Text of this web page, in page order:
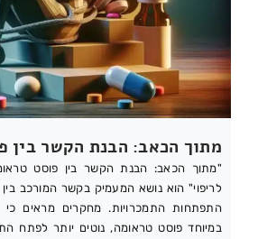
"מתוך הכאב: הבנת הקשר בין פוסט
לריפוי" הוא נושא המעמיק בקשר המורכב בין
התפתחות התמכרויות. מחקרים מראים כי
במיוחד פוסט טראומה, נוטים יותר לפתח